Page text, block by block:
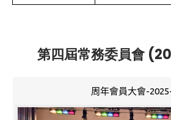
第四屆常務委員會
周年會員大會-